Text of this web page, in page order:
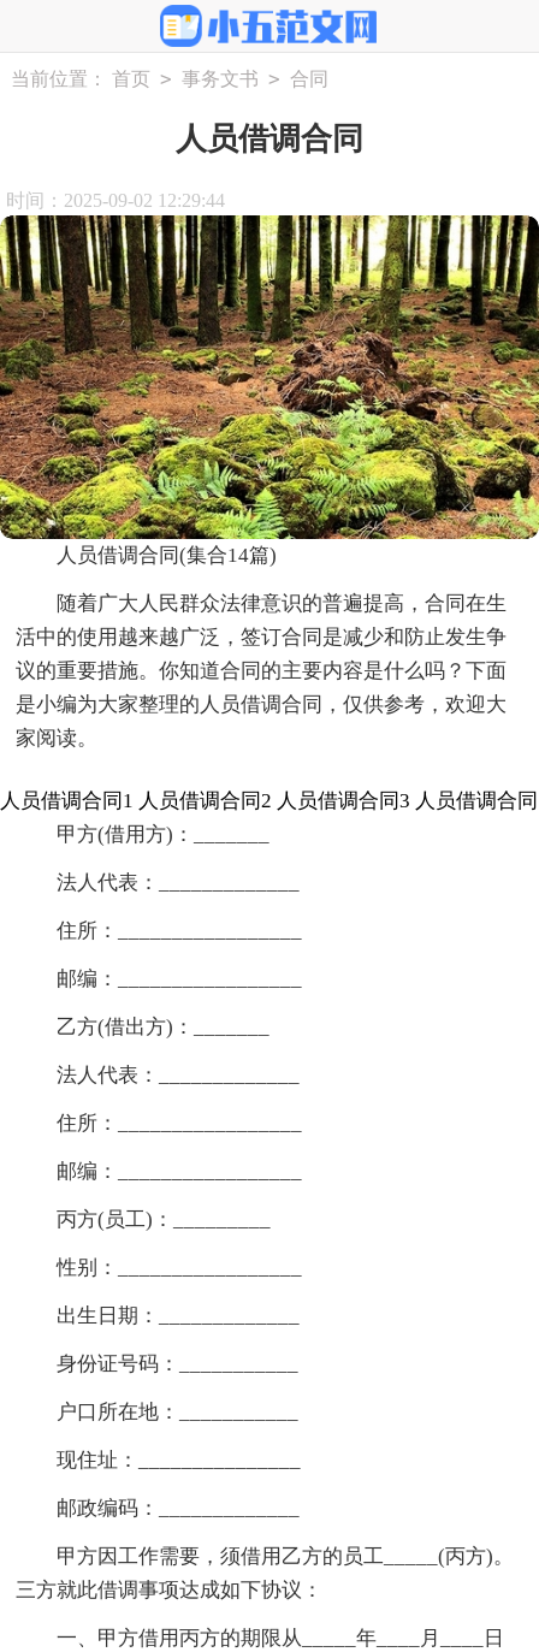
当前位置： 首页 > 事务文书 > 合同
人员借调合同
时间：2025-09-02 12:29:44
人员借调合同(集合14篇)
随着广大人民群众法律意识的普遍提高，合同在生
活中的使用越来越广泛，签订合同是减少和防止发生争
议的重要措施。你知道合同的主要内容是什么吗？下面
是小编为大家整理的人员借调合同，仅供参考，欢迎大
家阅读。
人员借调合同1
甲方(借用方)：_______
法人代表：_____________
住所：_________________
邮编：_________________
乙方(借出方)：_______
法人代表：_____________
住所：_________________
邮编：_________________
丙方(员工)：_________
性别：_________________
出生日期：_____________
身份证号码：___________
户口所在地：___________
现住址：_______________
邮政编码：_____________
甲方因工作需要，须借用乙方的员工_____(丙方)。
三方就此借调事项达成如下协议：
一、甲方借用丙方的期限从_____年____月____日
人员借调合同2 人员借调合同3 人员借调合同